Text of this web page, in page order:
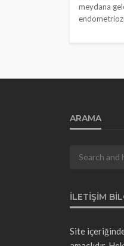
meydana
ARAMA
İLETIŞIM
Site